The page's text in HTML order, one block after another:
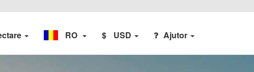
RO $ USD Ajutor